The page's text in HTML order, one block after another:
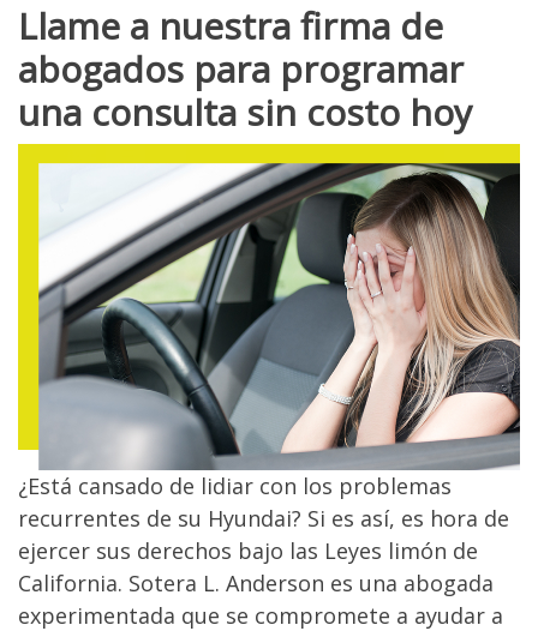
Llame a nuestra firma de
abogados para programar
una consulta sin costo hoy
¿Está cansado de lidiar con los problemas
recurrentes de su Hyundai? Si es así, es hora de
ejercer sus derechos bajo las Leyes limón de
California. Sotera L. Anderson es una abogada
experimentada que se compromete a ayudar a